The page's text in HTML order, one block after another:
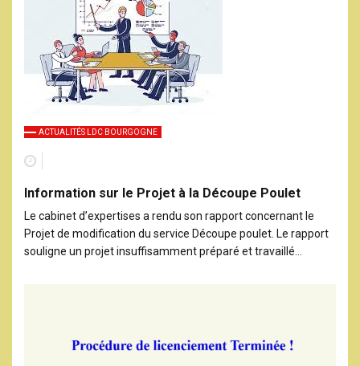
ACTUALITÉS LDC BOURGOGNE
Information sur le Projet à la Découpe Poulet
Le cabinet d’expertises a rendu son rapport concernant le
Projet de modification du service Découpe poulet. Le rapport
souligne un projet insuffisamment préparé et travaillé…